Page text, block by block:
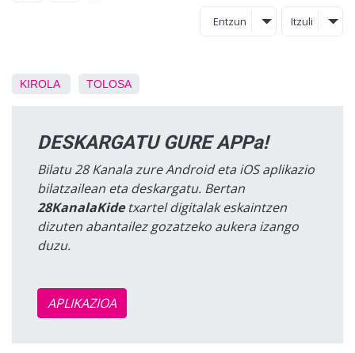
Entzun Itzuli
KIROLA TOLOSA
DESKARGATU GURE APPa!
Bilatu 28 Kanala zure Android eta iOS aplikazio
bilatzailean eta deskargatu. Bertan
28KanalaKidetxartel digitalak eskaintzen
dizuten abantailez gozatzeko aukera izango
duzu.
APLIKAZIOA